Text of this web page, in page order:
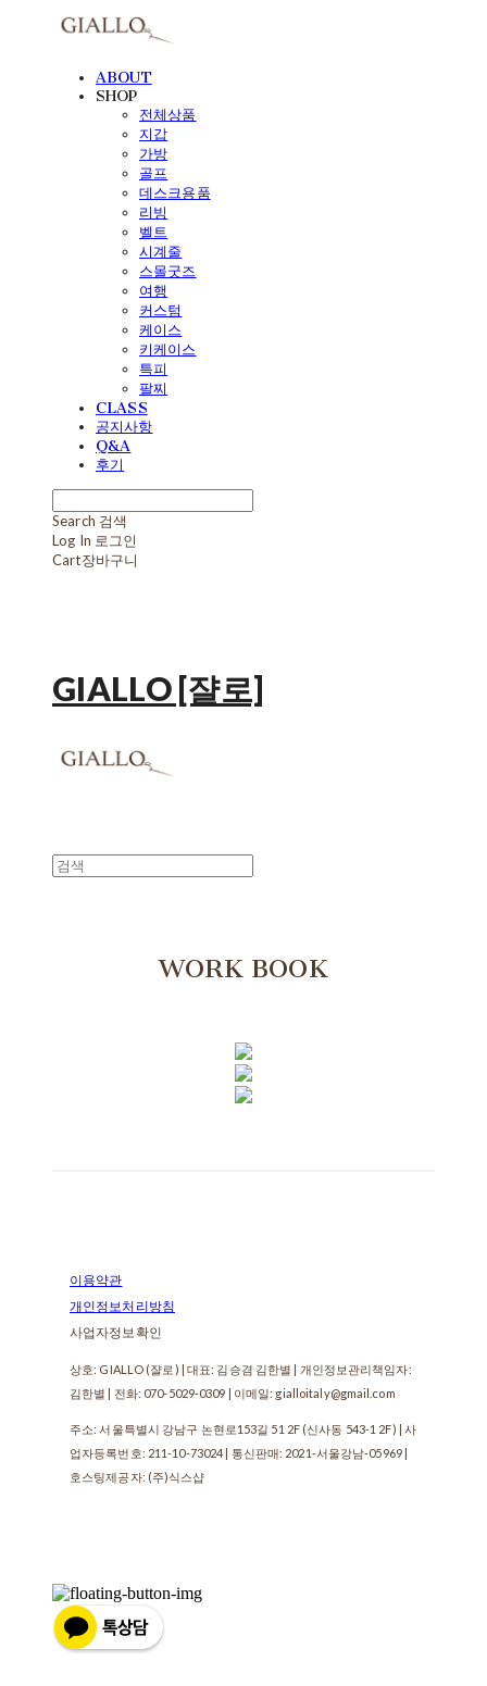
ABOUT
SHOP
전체상품
지갑
가방
골프
데스크용품
리빙
벨트
시계줄
스몰굿즈
여행
커스텀
케이스
키케이스
특피
팔찌
CLASS
공지사항
Q&A
후기
Search 검색
Log In 로그인
Cart장바구니
GIALLO [쟐로]
WORK BOOK
이용약관
개인정보처리방침
사업자정보확인
상호: GIALLO (쟐로) | 대표: 김승겸 김한별 | 개인정보관리책임자:
김한별 | 전화: 070-5029-0309 | 이메일: gialloitaly@gmail.com
주소: 서울특별시 강남구 논현로153길 51 2F (신사동 543-1 2F) | 사
업자등록번호: 211-10-73024 | 통신판매: 2021-서울강남-05969|
호스팅제공자: (주)식스샵